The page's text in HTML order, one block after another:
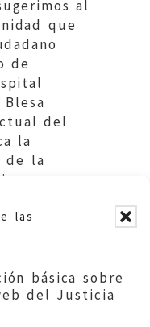
las
básica sobre
del Justicia
al
que
de
del
la
de la
que